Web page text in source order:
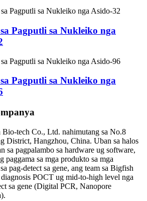
Pagputli sa Nukleiko nga
sa Pagputli sa Nukleiko nga
tech Co., Ltd. nahimutang sa No.8
District, Hangzhou, China. Uban sa halos
sa pagpalambo sa hardware ug software,
paggama sa mga produkto sa mga
pag-detect sa gene, ang team sa Bigfish
POCT ug mid-to-high level nga
sa gene (Digital PCR, Nanopore